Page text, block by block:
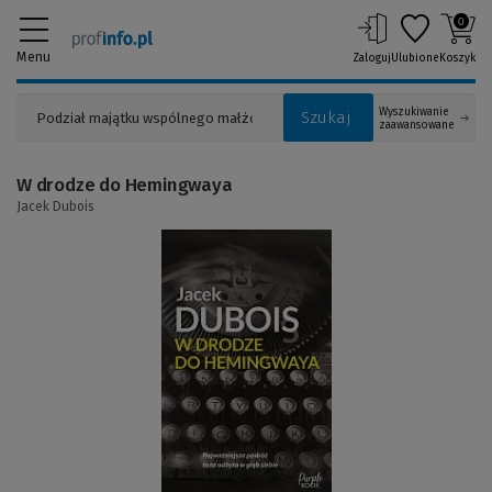
Menu
Szukaj
Wyszukiwanie
zaawansowane
ZalogujUlubione
0
Koszyk
W drodze do Hemingwaya
Jacek Dubois